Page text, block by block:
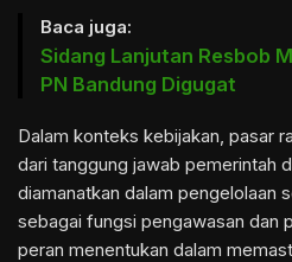
Baca juga:
Sidang Lanjutan Resbob
PN Bandung Digugat
Dalam konteks kebijakan, pasar
dari tanggung jawab pemerintah
diamanatkan dalam pengelolaan
sebagai fungsi pengawasan dan
peran menentukan dalam